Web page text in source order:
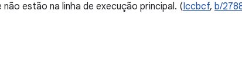
estão na linha de execução principal. (Iccbcf, b/